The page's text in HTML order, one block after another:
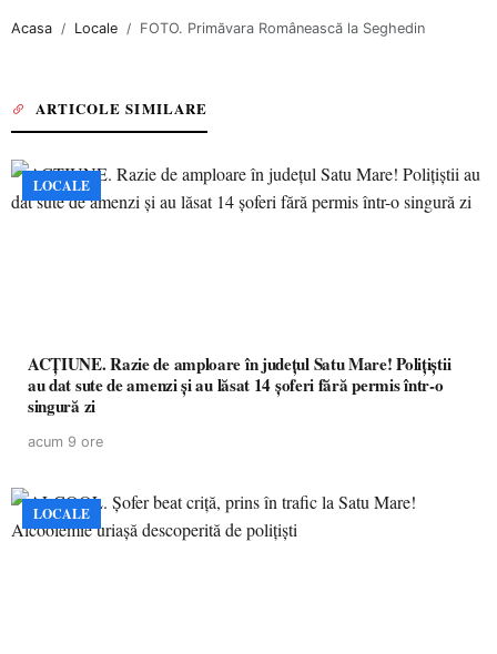
Acasa Locale FOTO. Primăvara Românească la Seghedin
ARTICOLE SIMILARE
LOCALE
ACȚIUNE. Razie de amploare în județul Satu Mare! Polițiștii
au dat sute de amenzi și au lăsat 14 șoferi fără permis într-o
singură zi
acum 9 ore
LOCALE